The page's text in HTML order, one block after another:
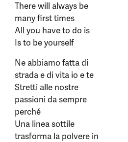
There will always be
many first times
All you have to do is
Is to be yourself
Ne abbiamo fatta di
strada e di vita io e te
Stretti alle nostre
passioni da sempre
perché
Una linea sottile
trasforma la polvere in